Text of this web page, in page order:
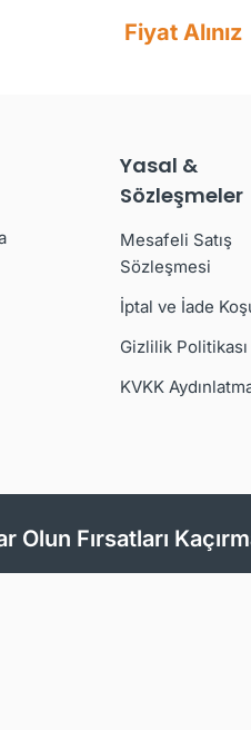
Fiyat Alınız
Yasal &
Sözleşmeler
Mesafeli Satış
Sözleşmesi
İptal ve İade
Gizlilik Politikası
KVKK
Fırsatları